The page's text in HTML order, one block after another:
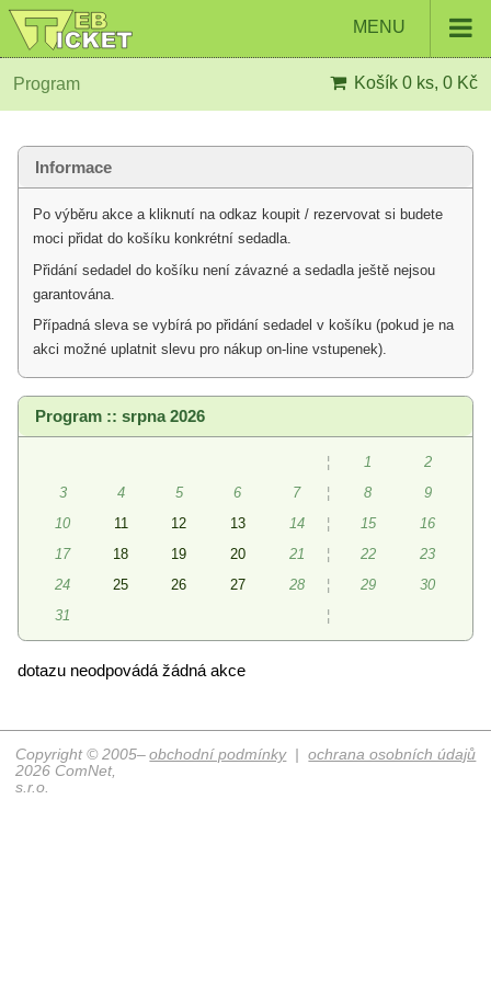
MENU
Program Košík 0 ks, 0 Kč
Informace
Po výběru akce a kliknutí na odkaz koupit / rezervovat si budete
moci přidat do košíku konkrétní sedadla.
Přidání sedadel do košíku není závazné a sedadla ještě nejsou
garantována.
Případná sleva se vybírá po přidání sedadel v košíku (pokud je na
akci možné uplatnit slevu pro nákup on-line vstupenek).
Program :: srpna 2026
¦ 1
2
3
4 5 6 7 ¦ 8
9
10
11 12 13 14 ¦ 15
16
17
18 19 20 21 ¦ 22
23
24
25 26 27 28 ¦ 29
30
31
¦
dotazu neodpovádá žádná akce
obchodní podmínky|ochrana osobních údajů
Copyright © 2005–
2026 ComNet,
s.r.o.